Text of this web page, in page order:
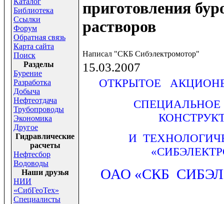
Библиотека
Ссылки
Форум
Обратная связь
Карта сайта
Поиск
Раздeлы
Бурение
Разработка
Добыча
Нефтеотдача
Трубопроводы
Экономика
Другое
Гидравлические
расчеты
Нефтесбор
Водоводы
Наши друзья
НИИ
«СибГеоТех»
Специалисты
приготовления
растворов
Написал "СКБ Сибэлектромотор"
15.03.2007
ОТКРЫТОЕ
И
ОАО «СКБ